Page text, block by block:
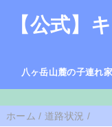
【公式】
八ヶ岳山麓の子連れ
ホーム / 道路状況 /